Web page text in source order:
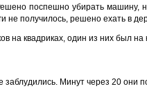
поспешно убирать
получилось, решено ехать в
на квадриках, один из них был
Минут через 20 они